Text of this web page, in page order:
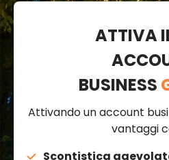
ATTIVA
BUSINESS
Attivando un account
vantaggi
Scontistica